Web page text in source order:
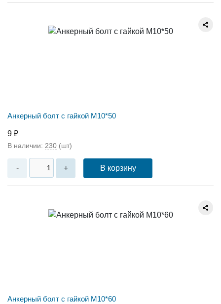
Анкерный болт с гайкой М10*50
9 ₽
В наличии: 230 (шт)
- + В корзину
Анкерный болт с гайкой М10*60